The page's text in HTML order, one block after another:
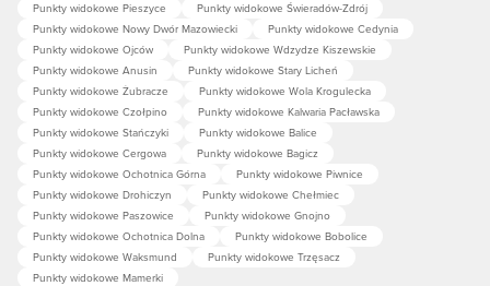
Punkty widokowe Pieszyce
Punkty widokowe Świeradów-Zdrój
Punkty widokowe Nowy Dwór Mazowiecki
Punkty widokowe Cedynia
Punkty widokowe Ojców
Punkty widokowe Wdzydze Kiszewskie
Punkty widokowe Anusin
Punkty widokowe Stary Licheń
Punkty widokowe Żubracze
Punkty widokowe Wola Krogulecka
Punkty widokowe Czołpino
Punkty widokowe Kalwaria Pacławska
Punkty widokowe Stańczyki
Punkty widokowe Balice
Punkty widokowe Cergowa
Punkty widokowe Bagicz
Punkty widokowe Ochotnica Górna
Punkty widokowe Piwnice
Punkty widokowe Drohiczyn
Punkty widokowe Chełmiec
Punkty widokowe Paszowice
Punkty widokowe Gnojno
Punkty widokowe Ochotnica Dolna
Punkty widokowe Bobolice
Punkty widokowe Waksmund
Punkty widokowe Trzęsacz
Punkty widokowe Mamerki